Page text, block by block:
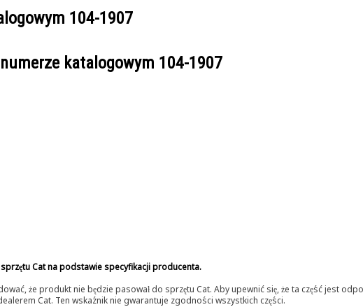
104-1907
katalogowym 104-1907
Cat na podstawie specyfikacji producenta.
że produkt nie będzie pasował do sprzętu Cat. Aby upewnić się, że ta część jest
Cat. Ten wskaźnik nie gwarantuje zgodności wszystkich części.